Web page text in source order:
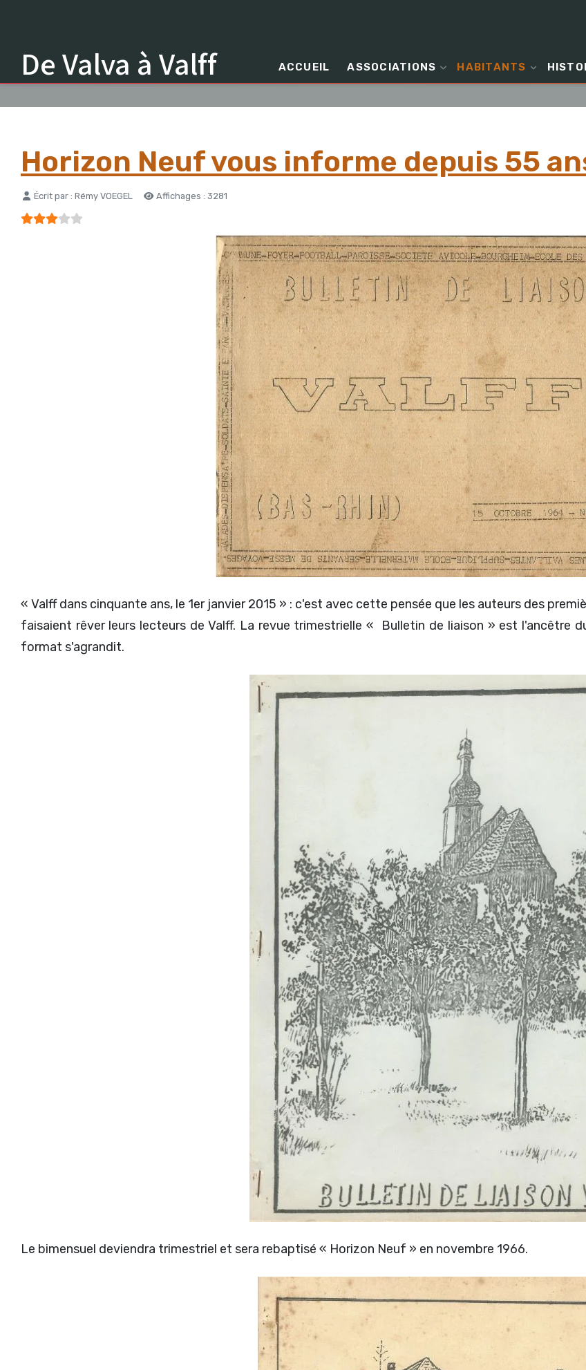
De Valva à Valff ACCUEIL ASSOCIATIONS HABITANTS
Horizon Neuf vous informe depuis 55
Détails
Écrit par : Rémy VOEGEL Affichages : 3281
Vote utilisateur:
« Valff dans cinquante ans, le 1er janvier 2015 » : c'est avec cette pensée que les auteurs des
faisaient rêver leurs lecteurs de Valff. La revue trimestrielle « Bulletin de liaison » est l'ancêtre
format s'agrandit.
Le bimensuel deviendra trimestriel et sera rebaptisé « Horizon Neuf » en novembre 1966.